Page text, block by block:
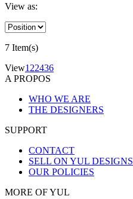
View as:
7 Item(s)
View122436
A PROPOS
WHO WE ARE
THE DESIGNERS
SUPPORT
CONTACT
SELL ON YUL DESIGNS
OUR POLICIES
MORE OF YUL